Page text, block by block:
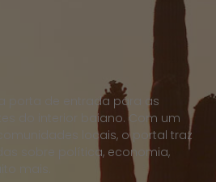
porta de entrada para as
do interior baiano. Com um
locais, o portal traz
sobre política, economia,